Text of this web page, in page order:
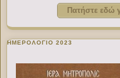
Πατήστε εδώ
ΗΜΕΡΟΛΟΓΙΟ 2023